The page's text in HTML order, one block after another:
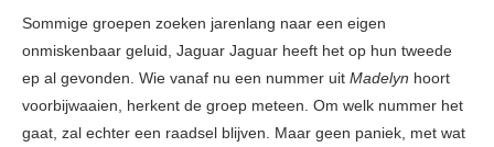
Sommige groepen zoeken jarenlang naar een eigen
onmiskenbaar geluid, Jaguar Jaguar heeft het op hun tweede
ep al gevonden. Wie vanaf nu een nummer uit Madelyn hoort
voorbijwaaien, herkent de groep meteen. Om welk nummer het
gaat, zal echter een raadsel blijven. Maar geen paniek, met wat